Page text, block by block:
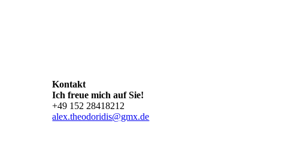
Kontakt
Ich freue mich auf Sie!
+49 152 28418212
alex.theodoridis@gmx.de